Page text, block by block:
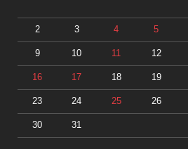
2 3 4 5
9 10 11 12
16 17 18 19
23 24 25 26
30 31